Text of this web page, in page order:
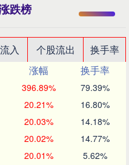
跌榜
入 个股流出
换手率
涨幅
换手率
396.89% 79.39%
20.21% 16.80%
20.03% 14.18%
20.02% 14.77%
20.01% 5.62%